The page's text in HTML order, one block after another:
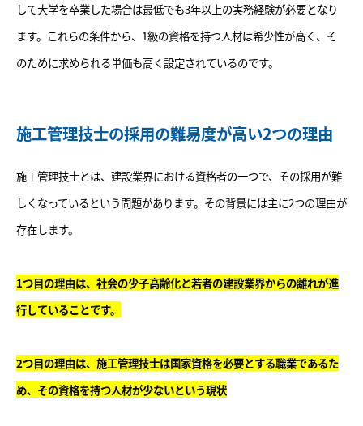
して大学を卒業した場合は最低でも3年以上の実務経験が必要となり
ます。これらの条件から、1級の資格を持つ人材は希少性が高く、そ
のために求められる単価も高く設定されているのです。
施工管理技士の採用の難易度が高い2つの理由
施工管理技士とは、建設業界における資格者の一つで、その採用が難
しくなっているという問題があります。その背景には主に2つの理由が
存在します。
1つ目の理由は、社会の少子高齢化と若者の建設業界からの離れが進
行していることです。
2つ目の理由は、施工管理技士は国家資格を必要とする職業であるた
め、その資格を持つ人材が少ないという現状